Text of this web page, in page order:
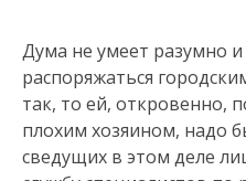
Дума не умеет разумно и
распоряжаться
так, то ей, откровенно,
плохим хозяином, надо
сведущих в этом деле